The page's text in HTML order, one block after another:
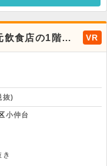
飲食店の1階路
VR
抜)
小仲台